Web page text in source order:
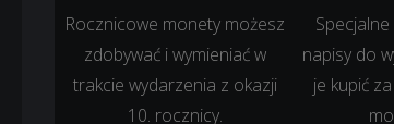
Rocznicowe monety możesz
zdobywać i wymieniać w
trakcie wydarzenia z okazji
10. rocznicy.
napisy do
je kupić